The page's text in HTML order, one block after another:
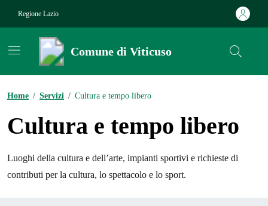
Regione Lazio
Comune di Viticuso
Home / Servizi / Cultura e tempo libero
Cultura e tempo libero
Luoghi della cultura e dell’arte, impianti sportivi e richieste di
contributi per la cultura, lo spettacolo e lo sport.